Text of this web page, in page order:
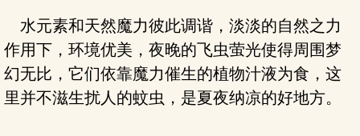
水元素和天然魔力彼此调谐，淡淡的自然之力
作用下，环境优美，夜晚的飞虫萤光使得周围梦
幻无比，它们依靠魔力催生的植物汁液为食，这
里并不滋生扰人的蚊虫，是夏夜纳凉的好地方。